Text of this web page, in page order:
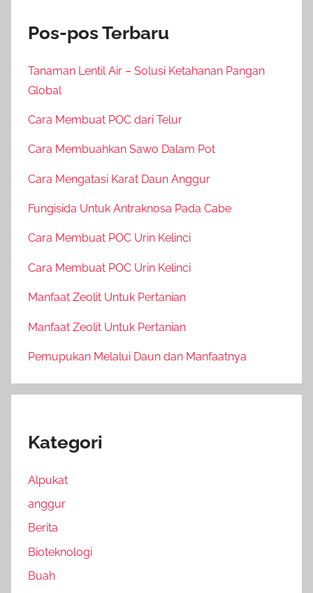
Pos-pos Terbaru
Tanaman Lentil Air – Solusi Ketahanan Pangan
Global
Cara Membuat POC dari Telur
Cara Membuahkan Sawo Dalam Pot
Cara Mengatasi Karat Daun Anggur
Fungisida Untuk Antraknosa Pada Cabe
Cara Membuat POC Urin Kelinci
Cara Membuat POC Urin Kelinci
Manfaat Zeolit Untuk Pertanian
Manfaat Zeolit Untuk Pertanian
Pemupukan Melalui Daun dan Manfaatnya
Kategori
Alpukat
anggur
Berita
Bioteknologi
Buah